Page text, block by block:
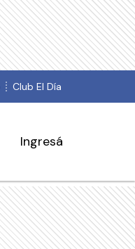
Club El Día
Ingresá